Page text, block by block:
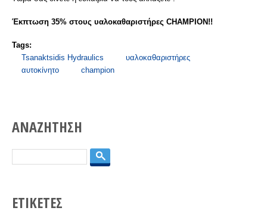
Έκπτωση 35% στους υαλοκαθαριστήρες CHAMPION!!
Tags:
Tsanaktsidis Hydraulics
υαλοκαθαριστήρες
αυτοκίνητο
champion
ΑΝΑΖΗΤΗΣΗ
ΕΤΙΚΕΤΕΣ